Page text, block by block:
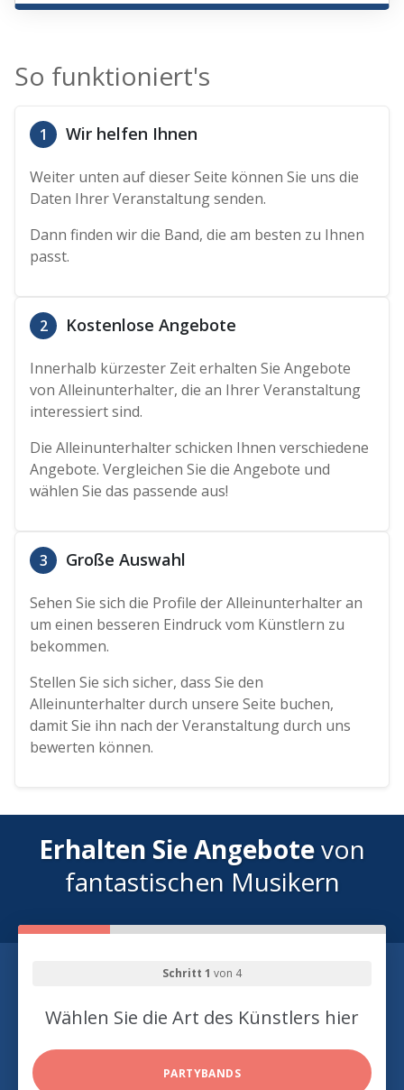
So funktioniert's
1 Wir helfen Ihnen
Weiter unten auf dieser Seite können Sie uns die
Daten Ihrer Veranstaltung senden.
Dann finden wir die Band, die am besten zu Ihnen
passt.
2 Kostenlose Angebote
Innerhalb kürzester Zeit erhalten Sie Angebote
von Alleinunterhalter, die an Ihrer Veranstaltung
interessiert sind.
Die Alleinunterhalter schicken Ihnen verschiedene
Angebote. Vergleichen Sie die Angebote und
wählen Sie das passende aus!
3 Große Auswahl
Sehen Sie sich die Profile der Alleinunterhalter an
um einen besseren Eindruck vom Künstlern zu
bekommen.
Stellen Sie sich sicher, dass Sie den
Alleinunterhalter durch unsere Seite buchen,
damit Sie ihn nach der Veranstaltung durch uns
bewerten können.
Erhalten Sie Angebotevon
fantastischen Musikern
Schritt 1 von 4
Wählen Sie die Art des Künstlers hier
PARTYBANDS